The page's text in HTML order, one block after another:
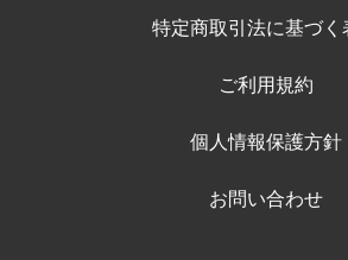
特定商取引法に基づく
ご利用規約
個人情報保護方針
お問い合わせ